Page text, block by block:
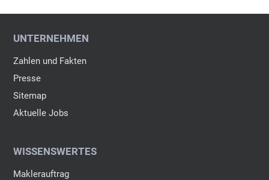
UNTERNEHMEN
Zahlen und Fakten
Presse
Sitemap
Aktuelle Jobs
WISSENSWERTES
Maklerauftrag